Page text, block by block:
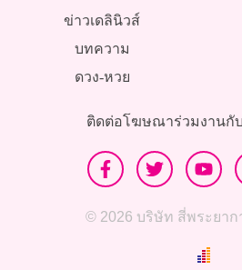
ข่าวเดลินิวส์
บทความ
ดวง-หวย
ติดต่อโฆษณาร่วมงานกั
© 2026 บริษัท สี่พระยา